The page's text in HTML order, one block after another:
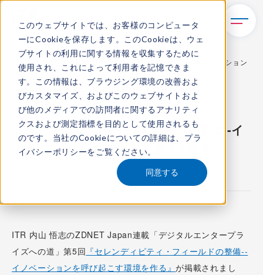
このウェブサイトでは、お客様のコンピュータ
ーにCookieを保存します。このCookieは、ウェ
ブサイトの利用に関する情報を収集するために
使用され、これによって利用者を記憶できま
す。この情報は、ブラウジング環境の改善およ
びカスタマイズ、およびこのウェブサイトおよ
び他のメディアでの訪問者に関するアナリティ
クスおよび測定指標を目的として使用されるも
のです。当社のCookieについての詳細は、 プラ
イバシーポリシーをご覧ください。
同意する
TOP
新着情報
【連載】『セレンディピティ・フィールドの整備--イノベーション
を呼び起こす環境を作る』
メディア活動
『セレンディピティ・フィールドの整備--イ
ノベーションを呼び起こす環境を作る』
ITR 内山 悟志のZDNET Japan連載「デジタルエンタープラ
イズへの道」第5回 『セレンディピティ・フィールドの整備--
イノベーションを呼び起こす環境を作る』が掲載されまし